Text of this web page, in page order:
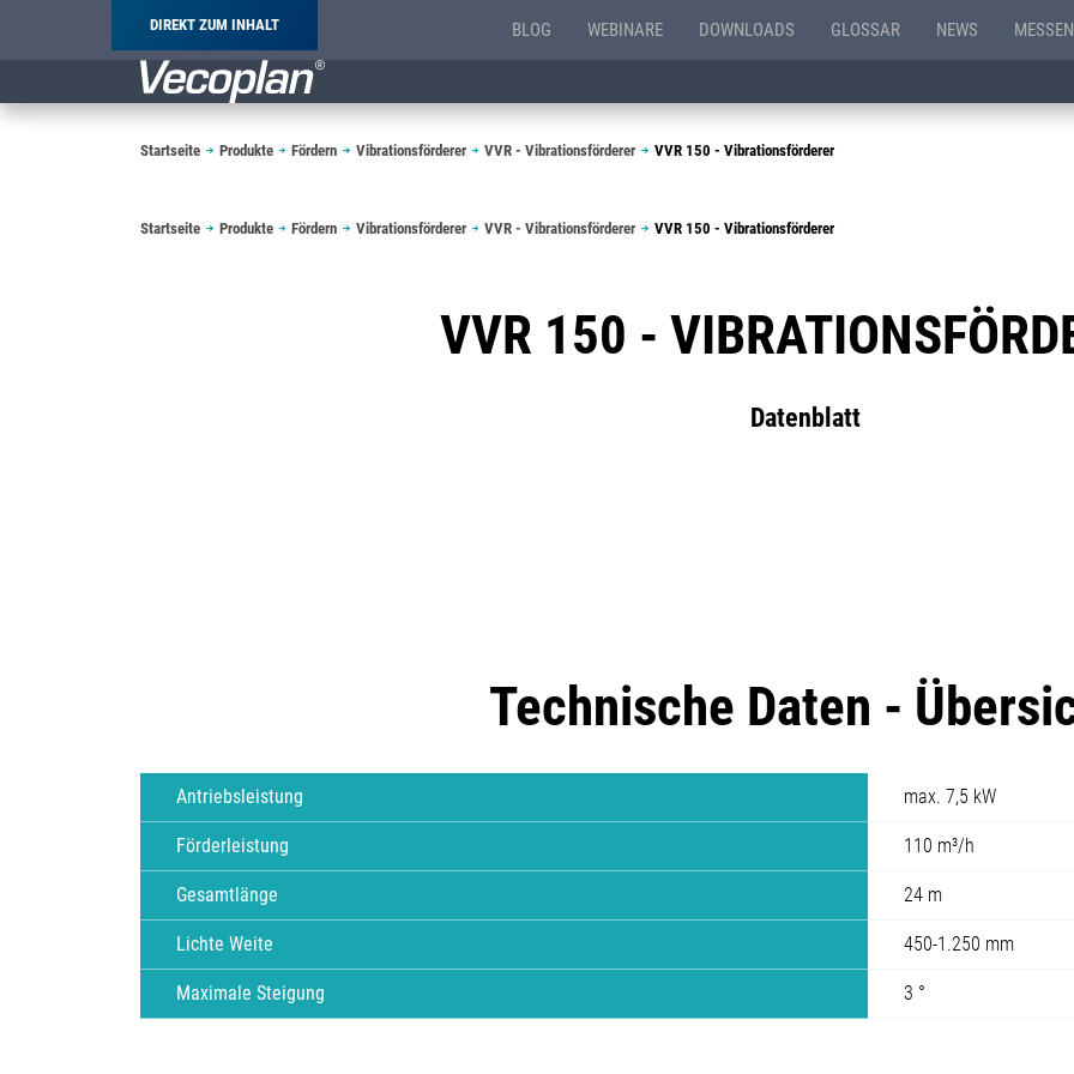
DIREKT ZUM INHALT BLOG WEBINARE DOWNLOADS GLOSSAR NEWS
Pfadnavigation
Startseite Produkte Fördern Vibrationsförderer VVR - Vibrationsförderer VVR 150 - Vibrationsförderer
Pfadnavigation
Startseite Produkte Fördern Vibrationsförderer VVR - Vibrationsförderer VVR 150 - Vibrationsförderer
VVR 150 -
Datenblatt
Technische Daten -
Antriebsleistung max. 7,5 kW
Förderleistung 110 m³/h
Gesamtlänge 24 m
Lichte Weite 450-1.250 mm
Maximale Steigung 3 °